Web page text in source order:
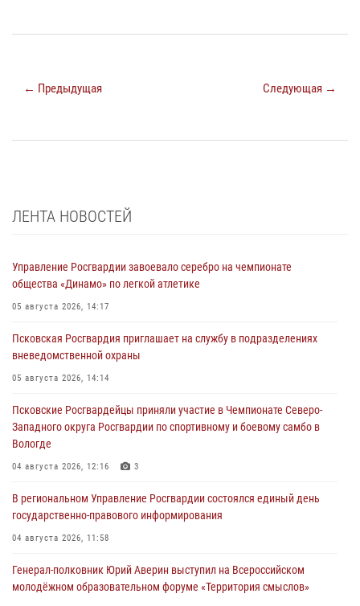
← Предыдущая Следующая →
ЛЕНТА НОВОСТЕЙ
Управление Росгвардии завоевало серебро на чемпионате
общества «Динамо» по легкой атлетике
05 августа 2026, 14:17
Псковская Росгвардия приглашает на службу в подразделениях
вневедомственной охраны
05 августа 2026, 14:14
Псковские Росгвардейцы приняли участие в Чемпионате Северо-
Западного округа Росгвардии по спортивному и боевому самбо в
Вологде
04 августа 2026, 12:16 3
В региональном Управление Росгвардии состоялся единый день
государственно-правового информирования
04 августа 2026, 11:58
Генерал-полковник Юрий Аверин выступил на Всероссийском
молодёжном образовательном форуме «Территория смыслов»